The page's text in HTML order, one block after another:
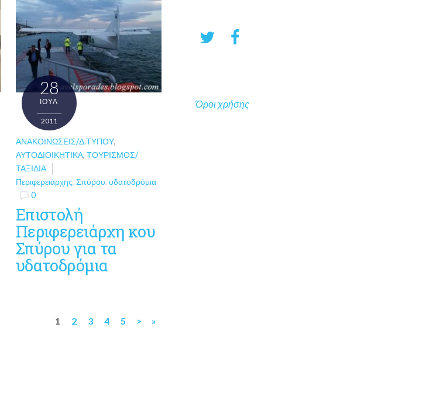
28
ΙΟΎΛ
2011
ΑΝΑΚΟΙΝΏΣΕΙΣ/Δ.ΤΎΠΟΥ,
ΑΥΤΟΔΙΟΙΚΗΤΙΚΆ, ΤΟΥΡΙΣΜΌΣ/
ΤΑΞΊΔΙΑ
Περιφερειάρχης, Σπύρου, υδατοδρόμια
0
Επιστολή
Περιφερειάρχη κου
Σπύρου για τα
υδατοδρόμια
1 2 3 4 5 > »
Όροι χρήσης